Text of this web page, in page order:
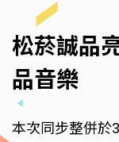
松菸誠品
品音樂
本次同步整併於